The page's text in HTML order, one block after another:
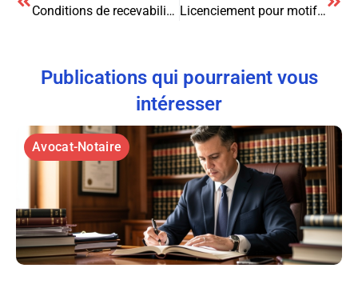
Conditions de recevabilité de l’assignation en Liquidation Judiciaire : points clés et conseils d’expert
Licenciement pour motif économique : comprendre et anticiper les enjeux juridiques
Publications qui pourraient vous
intéresser
Avocat-Notaire